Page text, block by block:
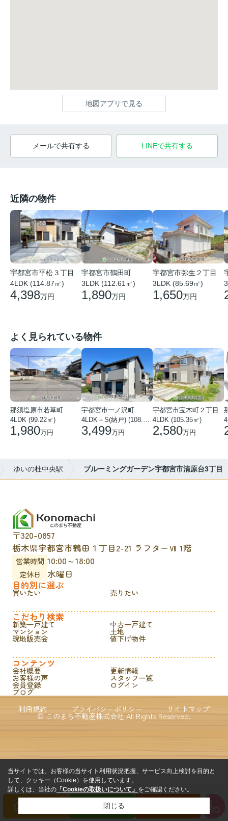
地図アプリで見る
メールで共有する LINEで共有する
近隣の物件
宇都宮市平松３丁目
4LDK (114.87㎡)
4,398万円
宇都宮市鶴田町
3LDK (112.61㎡)
1,890万円
宇都宮市弥生２丁目
3LDK (85.69㎡)
1,650万円
よく見られている物件
那須塩原市若草町
4LDK (99.22㎡)
1,980万円
宇都宮市一ノ沢町
3,499万円
宇都宮市宝木町２丁目
4LDK (105.35㎡)
2,580万円
ゆいの杜中央駅 ブルーミングガーデン宇都宮市清原台3丁目
〒320-0857
栃木県宇都宮市鶴田１丁目2-21 ラフターⅦ 1階
営業時間 10:00～18:00
定休日
水曜日
目的別に選ぶ
買いたい 売りたい
こだわり検索
新築一戸建て 中古一戸建て
マンション 土地
現地販売会 値下げ物件
コンテンツ
会社概要 更新情報
お客様の声 スタッフ一覧
会員登録 ログイン
ブログ
利用規約
プライバシーポリシー サイトマップ
© このまち不動産株式会社 All Rights Reserved.
売りたい方
当サイトでは、お客様の当サイト利用状況把握、サービス向上検討を目的と
して、クッキー（Cookie）を使用しています。
詳しくは、当社の 「Cookieの取扱いについて」 をご確認ください。
閉じる